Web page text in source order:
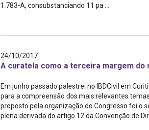
1.783-A, consubstanciando 11 pa ...
24/10/2017
A curatela como a terceira margem do
Em junho passado palestrei no IBDCivil em
para a compreensão dos mais relevantes
proposto pela organização do Congresso foi o
plena derivada do artigo 12 da Convenção de